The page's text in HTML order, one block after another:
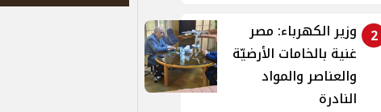
2
وزير الكهرباء: مصر
غنية بالخامات الأرضيّة
والعناصر والمواد
النادرة